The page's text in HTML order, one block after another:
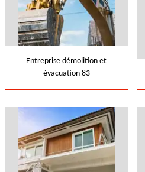
Entreprise démolition et
évacuation 83